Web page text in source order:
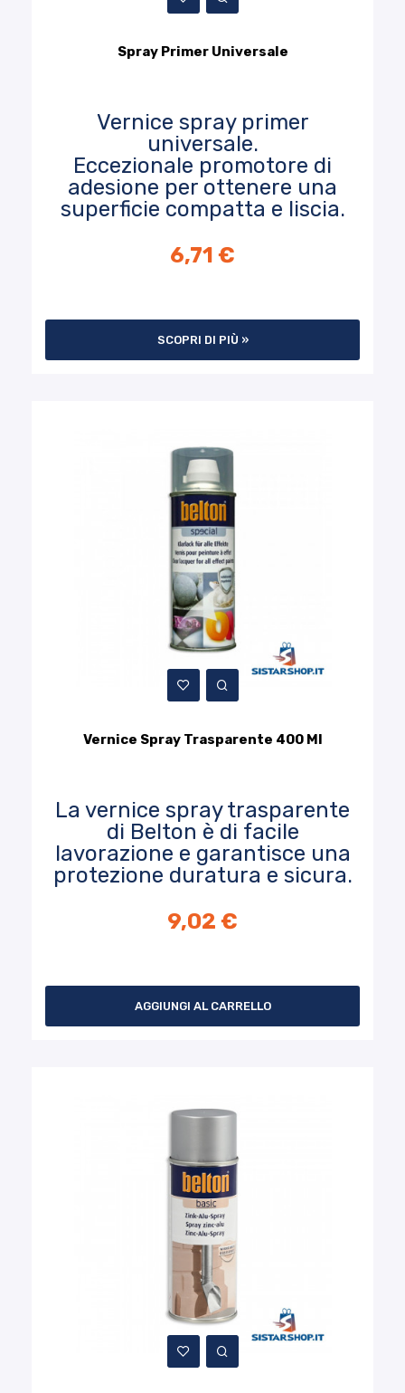
Spray Primer Universale
Vernice spray primer
universale.
Eccezionale promotore di
adesione per ottenere una
superficie compatta e liscia.
6,71 €
SCOPRI DI PIÙ »
Vernice Spray Trasparente 400 Ml
La vernice spray trasparente
di Belton è di facile
lavorazione e garantisce una
protezione duratura e sicura.
9,02 €
AGGIUNGI AL CARRELLO